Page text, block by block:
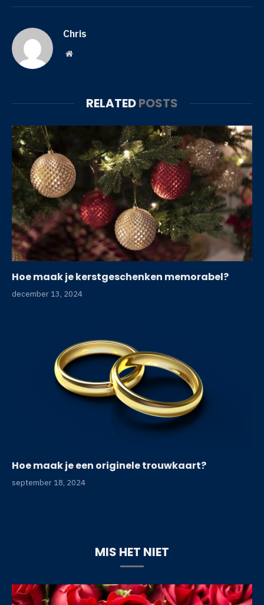
Chris
Website
RELATEDPOSTS
Hoe maak je kerstgeschenken memorabel?
december 13, 2024
Hoe maak je een originele trouwkaart?
september 18, 2024
MIS HET NIET